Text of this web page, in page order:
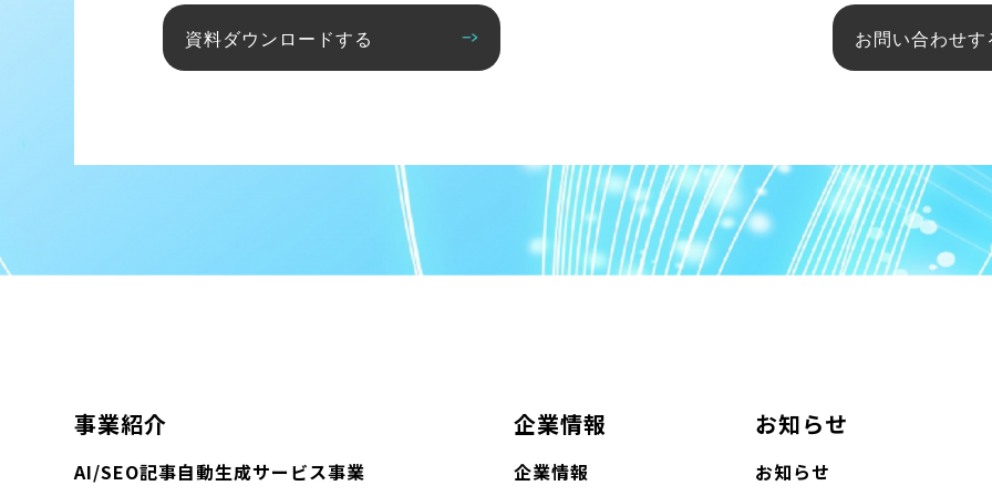
資料ダウンロードする お問い合わせす
事業紹介
AI/SEO記事自動生成サービス事業
企業情報
企業情報
お知らせ
お知らせ